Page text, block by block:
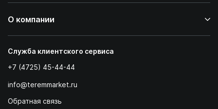
О компании
Служба клиентского сервиса
+7 (4725) 45-44-44
info@teremmarket.ru
Обратная связь